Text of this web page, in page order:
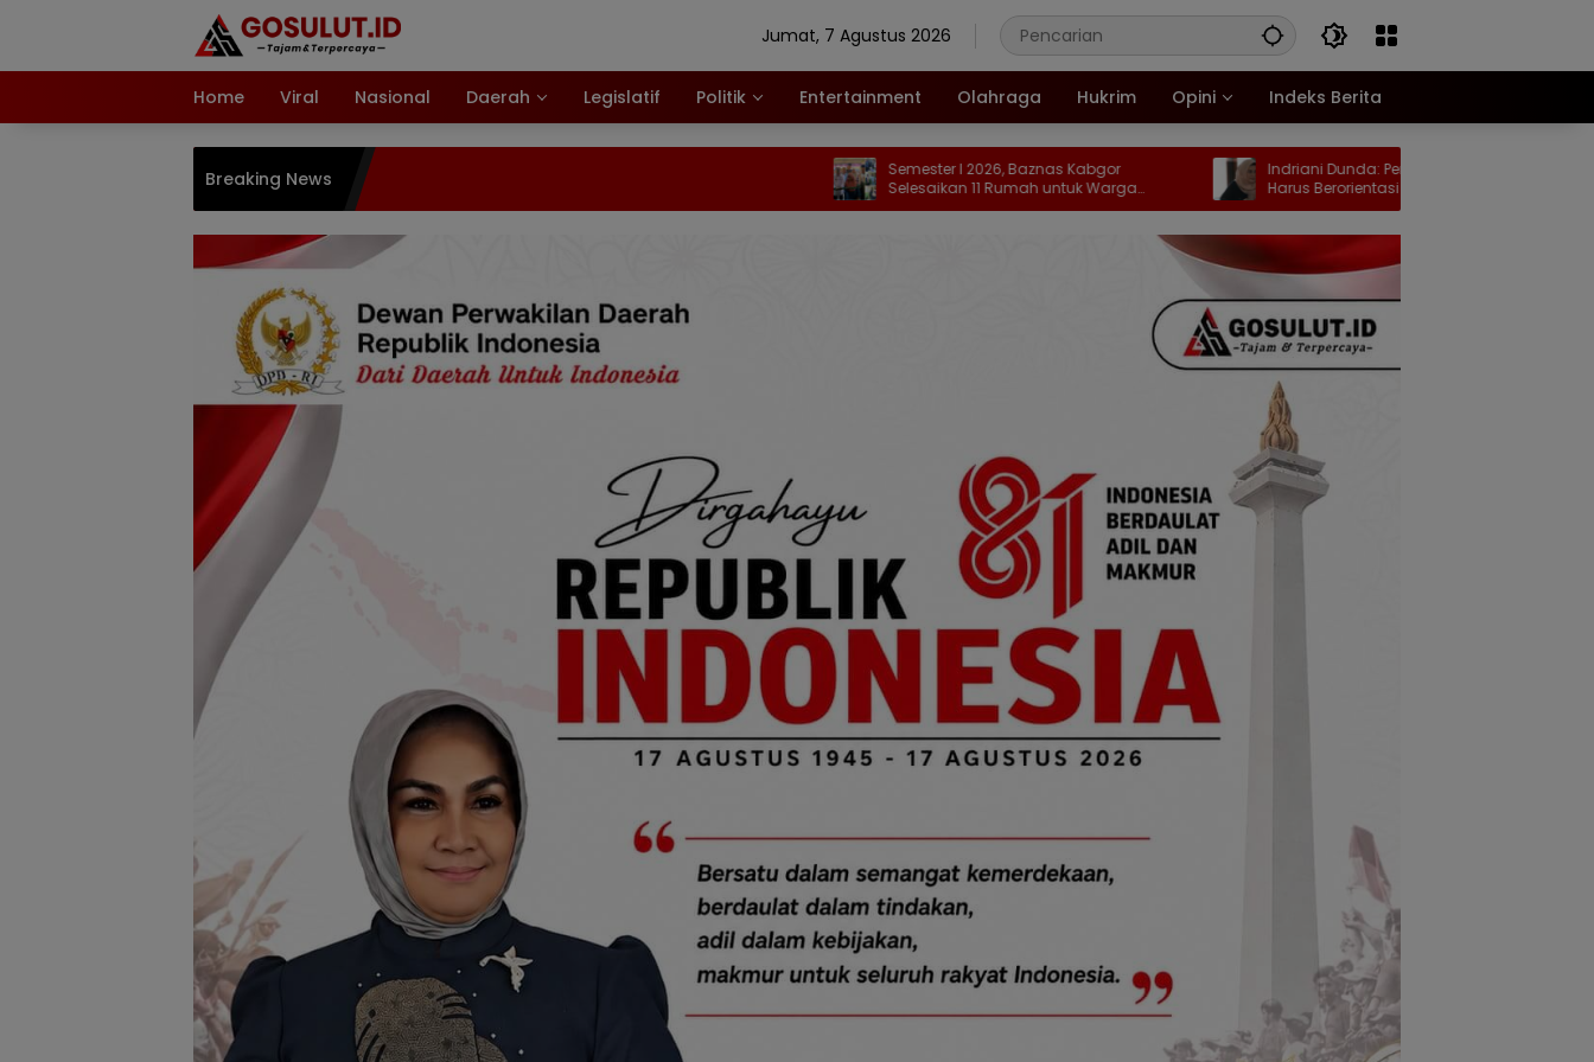
Jumat, 7 Agustus 2026
Home Viral Nasional Daerah Legislatif Politik Entertainment Olahraga Hukrim Opini Indeks Berita
Breaking News
Semester I 2026, Baznas Kabgor
Selesaikan 11 Rumah untuk Warga
Kurang Mampu
Indriani Dunda: Perubahan KUA-PPAS
Harus Berorientasi pada Kebutuhan
Masyarakat